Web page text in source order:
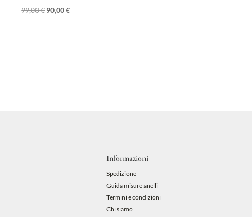
99,00€ Il
90,00€Il
Informazioni
Spedizione
Guida misure anelli
Termini e condizioni
Chi siamo